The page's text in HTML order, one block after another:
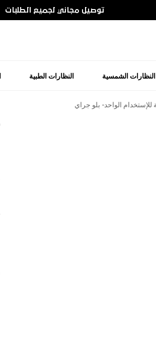
توصيل مجاني لجميع الطلبات
النظارات الشمسية النظارات الطبية
الواحد - بلو جراي